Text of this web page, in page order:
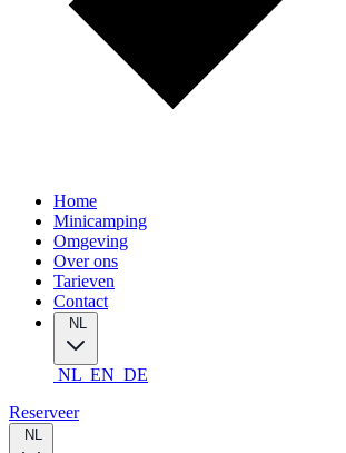
Home
Minicamping
Omgeving
Over ons
Tarieven
Contact
NL
NL EN DE
Reserveer
NL